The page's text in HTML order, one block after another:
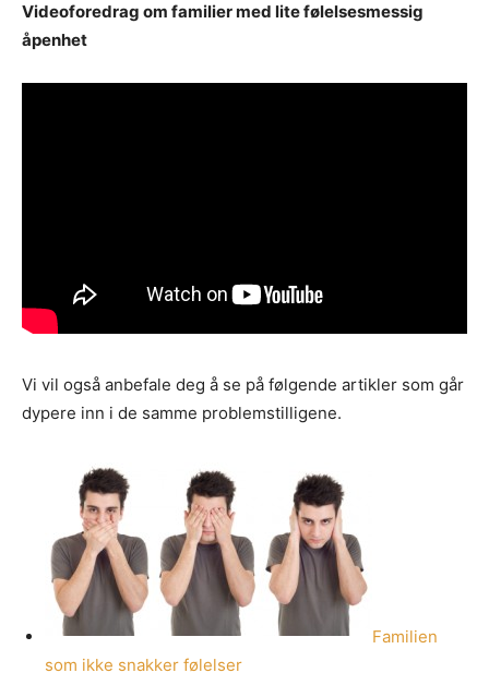
Videoforedrag om familier med lite følelsesmessig
åpenhet
Vi vil også anbefale deg å se på følgende artikler som går
dypere inn i de samme problemstilligene.
Familien
som ikke snakker følelser